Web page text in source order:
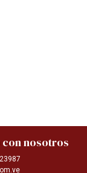
nosotros